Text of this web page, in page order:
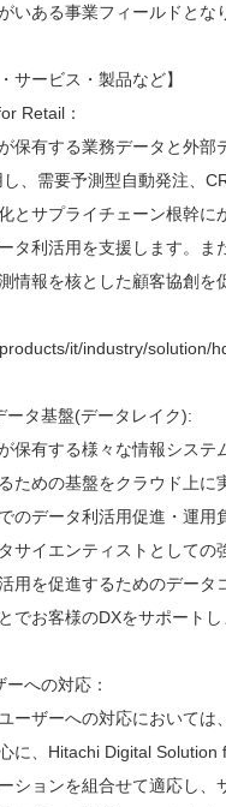
いある事業フィールドとな
サービス・製品など】
Retail：
保有する業務データと外部
、需要予測型自動発注、
とサプライチェーン根幹に
タ利活用を支援します。ま
情報を核とした顧客協創を
it/industry/solution/
ータ基盤(データレイク):
保有する様々な情報システ
ための基盤をクラウド上に
のデータ利活用促進・運用
サイエンティストとしての
用を促進するためのデータ
でお客様のDXをサポート
への対応：
ーザーへの対応においては
に、Hitachi Digital Solution
ションを組合せて適応し、